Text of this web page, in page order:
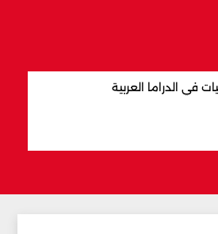
في الدراما العربية